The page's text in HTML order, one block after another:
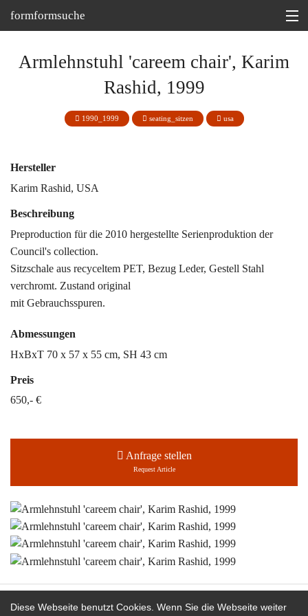
formformsuche
Martin Bohn @
Armlehnstuhl 'careem chair', Karim
Rashid, 1999
1990_1999 seating_sitzen usa
Hersteller
Karim Rashid, USA
Beschreibung
Preproduction für die 2010 hergestellte Serienproduktion der
Council's collection.
Sitzschale aus recyceltem PET, Bezug Leder, Gestell Stahl
verchromt. Zustand original
mit Gebrauchsspuren.
Abmessungen
HxBxT 70 x 57 x 55 cm, SH 43 cm
Preis
650,- €
Anfrage stellen
Request Article
Martin Bohn bei:
Diese Webseite benutzt Cookies. Wenn Sie die Webseite weiter